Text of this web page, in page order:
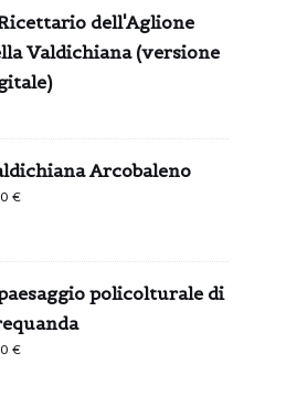
dell'Aglione
Valdichiana (versione
Arcobaleno
€
policolturale di
€